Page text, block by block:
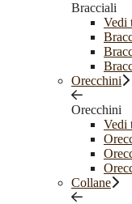
Bracciali
Vedi
Orecchini
Orecchini
Vedi
Collane